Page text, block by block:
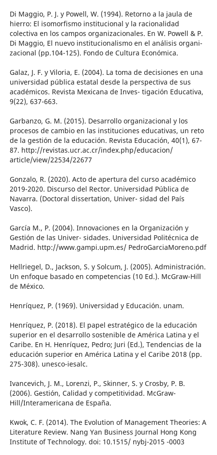
Di Maggio, P. J. y Powell, W. (1994). Retorno a la jaula de
hierro: El isomorfismo institucional y la racionalidad
colectiva en los campos organizacionales. En W. Powell & P.
Di Maggio, El nuevo institucionalismo en el análisis organi-
zacional (pp.104-125). Fondo de Cultura Económica.
Galaz, J. F. y Viloria, E. (2004). La toma de decisiones en una
universidad pública estatal desde la perspectiva de sus
académicos. Revista Mexicana de Inves- tigación Educativa,
9(22), 637-663.
Garbanzo, G. M. (2015). Desarrollo organizacional y los
procesos de cambio en las instituciones educativas, un reto
de la gestión de la educación. Revista Educación, 40(1), 67-
87. http://revistas.ucr.ac.cr/index.php/educacion/
article/view/22534/22677
Gonzalo, R. (2020). Acto de apertura del curso académico
2019-2020. Discurso del Rector. Universidad Pública de
Navarra. (Doctoral dissertation, Univer- sidad del País
Vasco).
García M., P. (2004). Innovaciones en la Organización y
Gestión de las Univer- sidades. Universidad Politécnica de
Madrid. http://www.gampi.upm.es/ PedroGarciaMoreno.pdf
Hellriegel, D., Jackson, S. y Solcum, J. (2005). Administración.
Un enfoque basado en competencias (10 Ed.). McGraw-Hill
de México.
Henríquez, P. (1969). Universidad y Educación. unam.
Henríquez, P. (2018). El papel estratégico de la educación
superior en el desarrollo sostenible de América Latina y el
Caribe. En H. Henríquez, Pedro; Juri (Ed.), Tendencias de la
educación superior en América Latina y el Caribe 2018 (pp.
275-308). unesco-iesalc.
Ivancevich, J. M., Lorenzi, P., Skinner, S. y Crosby, P. B.
(2006). Gestión, Calidad y competitividad. McGraw-
Hill/Interamericana de España.
Kwok, C. F. (2014). The Evolution of Management Theories: A
Literature Review. Nang Yan Business Journal Hong Kong
Institute of Technology. doi: 10.1515/ nybj-2015 -0003